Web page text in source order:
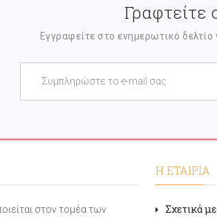
Γραφτείτε
Εγγραφείτε στο ενημερωτικό
στον τομέα των
Η ΕΤΑΙΡΙΑ
Σχετικά